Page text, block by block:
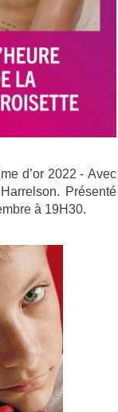
d’or 2022 - Avec
Présenté
à 19H30.